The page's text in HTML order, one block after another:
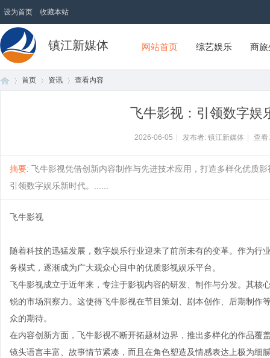
设为首页 收藏本站
镇江新媒体 网站首页 综艺娱乐 商
首页 资讯 查看内容
飞牛影视：引领数字娱
2026-06-05 发布者: 镇江新媒体 查
摘要: 飞牛影视凭借创新内容制作与先进技术应用，打造多样化优质
引领数字娱乐新时代。......
飞牛影视
随着科技的迅猛发展，数字娱乐行业迎来了前所未有的变革。作为
务模式，逐渐成为广大观众心目中的优质影视娱乐平台。
飞牛影视成立于近年来，专注于影视内容的研发、制作与分发。其核
锐的市场洞察力。这使得飞牛影视在节目策划、剧本创作、后期制作
众的期待。
在内容创新方面，飞牛影视不断开拓题材边界，推出多样化的作品覆
镜头语言丰富、故事情节紧凑，而且在角色塑造及情感表达上极为细